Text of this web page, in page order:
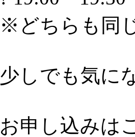
※どちらも同
少しでも気に
お申し込みは